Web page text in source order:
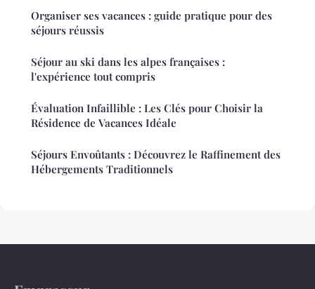
Organiser ses vacances : guide pratique pour des
séjours réussis
Séjour au ski dans les alpes françaises :
l'expérience tout compris
Évaluation Infaillible : Les Clés pour Choisir la
Résidence de Vacances Idéale
Séjours Envoûtants : Découvrez le Raffinement des
Hébergements Traditionnels